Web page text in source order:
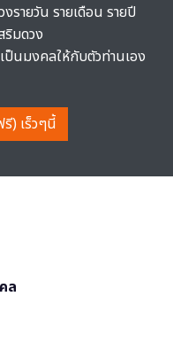
รายวัน รายเดือน รายปี
ริมดวง
ป็นมงคลให้กับตัวท่านเอง
) เร็วๆนี้
ล